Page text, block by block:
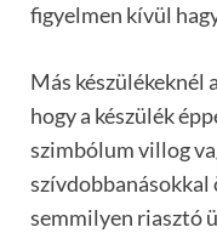
figyelmen kívül
Más készülékeknél
hogy a készülék
szimbólum villog
szívdobbanásokkal
semmilyen riasztó